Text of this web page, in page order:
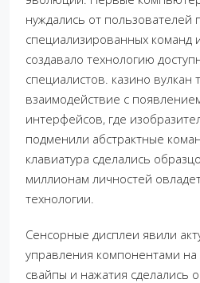
нуждались от пользователей
специализированных команд
создавало технологию
специалистов. казино
взаимодействие с
интерфейсов, где
подменили абстрактные
клавиатура сделались
миллионам личностей
технологии.
Сенсорные дисплеи явили
управления компонентами
свайпы и нажатия сделались